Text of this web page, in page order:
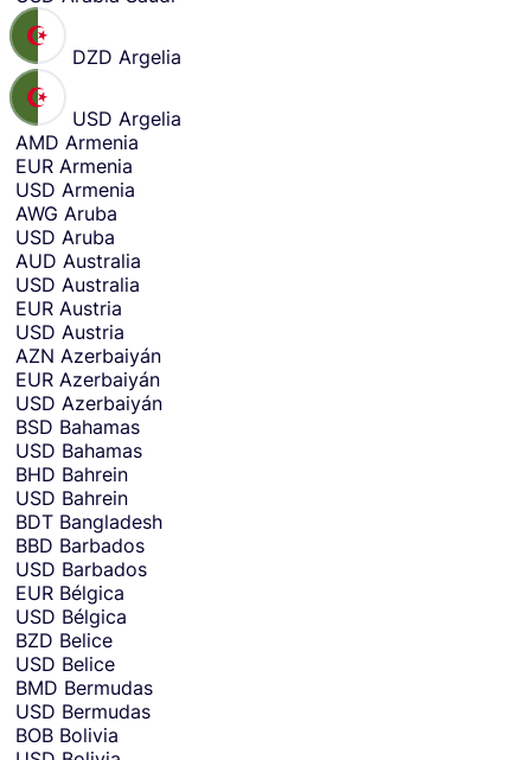
u
w
a
n
t
o
e
c
e
v
e
m
o
n
e
y
n
DZD Argelia
USD Argelia
AMD Armenia
EUR Armenia
USD Armenia
AWG Aruba
USD Aruba
AUD Australia
USD Australia
EUR Austria
USD Austria
AZN Azerbaiyán
EUR Azerbaiyán
USD Azerbaiyán
BSD Bahamas
USD Bahamas
BHD Bahrein
USD Bahrein
BDT Bangladesh
BBD Barbados
USD Barbados
EUR Bélgica
USD Bélgica
BZD Belice
USD Belice
BMD Bermudas
USD Bermudas
BOB Bolivia